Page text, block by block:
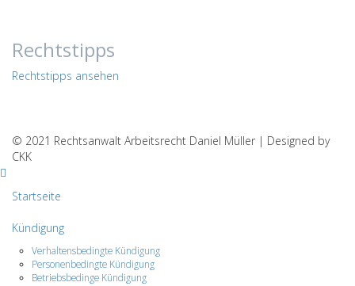
Rechtstipps
Rechtstipps ansehen
© 2021 Rechtsanwalt Arbeitsrecht Daniel Müller | Designed by
CKK
Startseite
Kündigung
Verhaltensbedingte Kündigung
Personenbedingte Kündigung
Betriebsbedinge Kündigung